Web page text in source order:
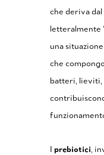
che deriva
letteralmente
una
che
batteri, lieviti,
I prebiotici,